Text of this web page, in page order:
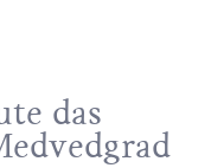
das